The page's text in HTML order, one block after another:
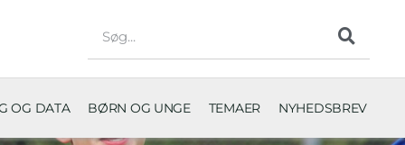
OG DATA BØRN OG UNGE TEMAER NYHEDSBREV